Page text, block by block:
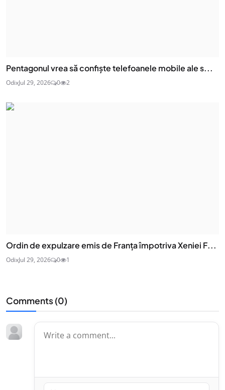
Pentagonul vrea să confiște telefoanele mobile ale s...
OdixJul 29, 2026 0 2
Ordin de expulzare emis de Franța împotriva Xeniei F...
OdixJul 29, 2026 0 1
Comments (0)